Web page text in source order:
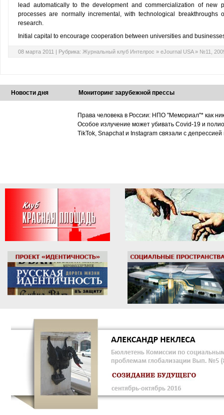
lead automatically to the development and commercialization of new
processes are normally incremental, with technological
research.
Initial capital to encourage cooperation between universities and
08 марта 2011 | Рубрика: Журнальный клуб Интелрос » eJournal USA» №11,
Новости дня Мониторинг зарубежной прессы
Права человека в России: НПО "Мемориал"* как
Особое излучение может убивать Covid-19 и
TikTok, Snapchat и Instagram связали с